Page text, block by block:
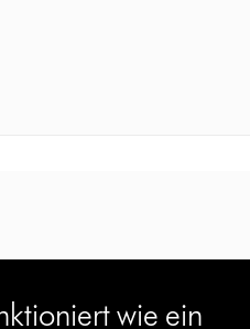
wie ein